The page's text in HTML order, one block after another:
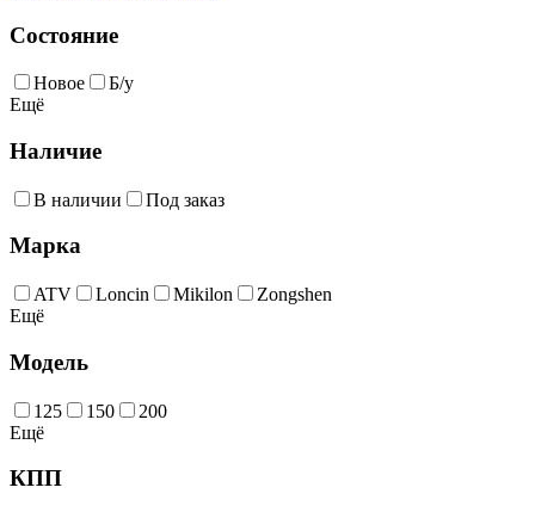
Состояние
Новое
Б/у
Ещё
Наличие
В наличии Под заказ
Марка
ATV Loncin Mikilon
Zongshen
Ещё
Модель
125 150
200
Ещё
КПП